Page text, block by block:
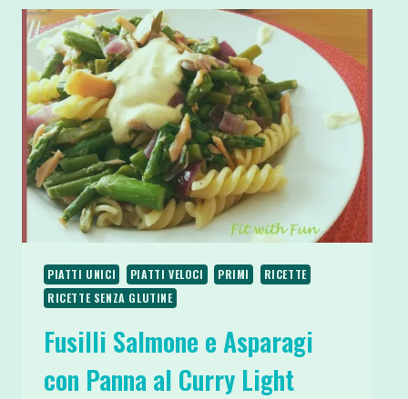
SPINACI
E
RUCOLA
CON
MIX
DI
FRUTTA
SECCA
PIATTI UNICI PIATTI VELOCI PRIMI
RICETTE
RICETTE SENZA GLUTINE
Fusilli Salmone e Asparagi
con Panna al Curry Light